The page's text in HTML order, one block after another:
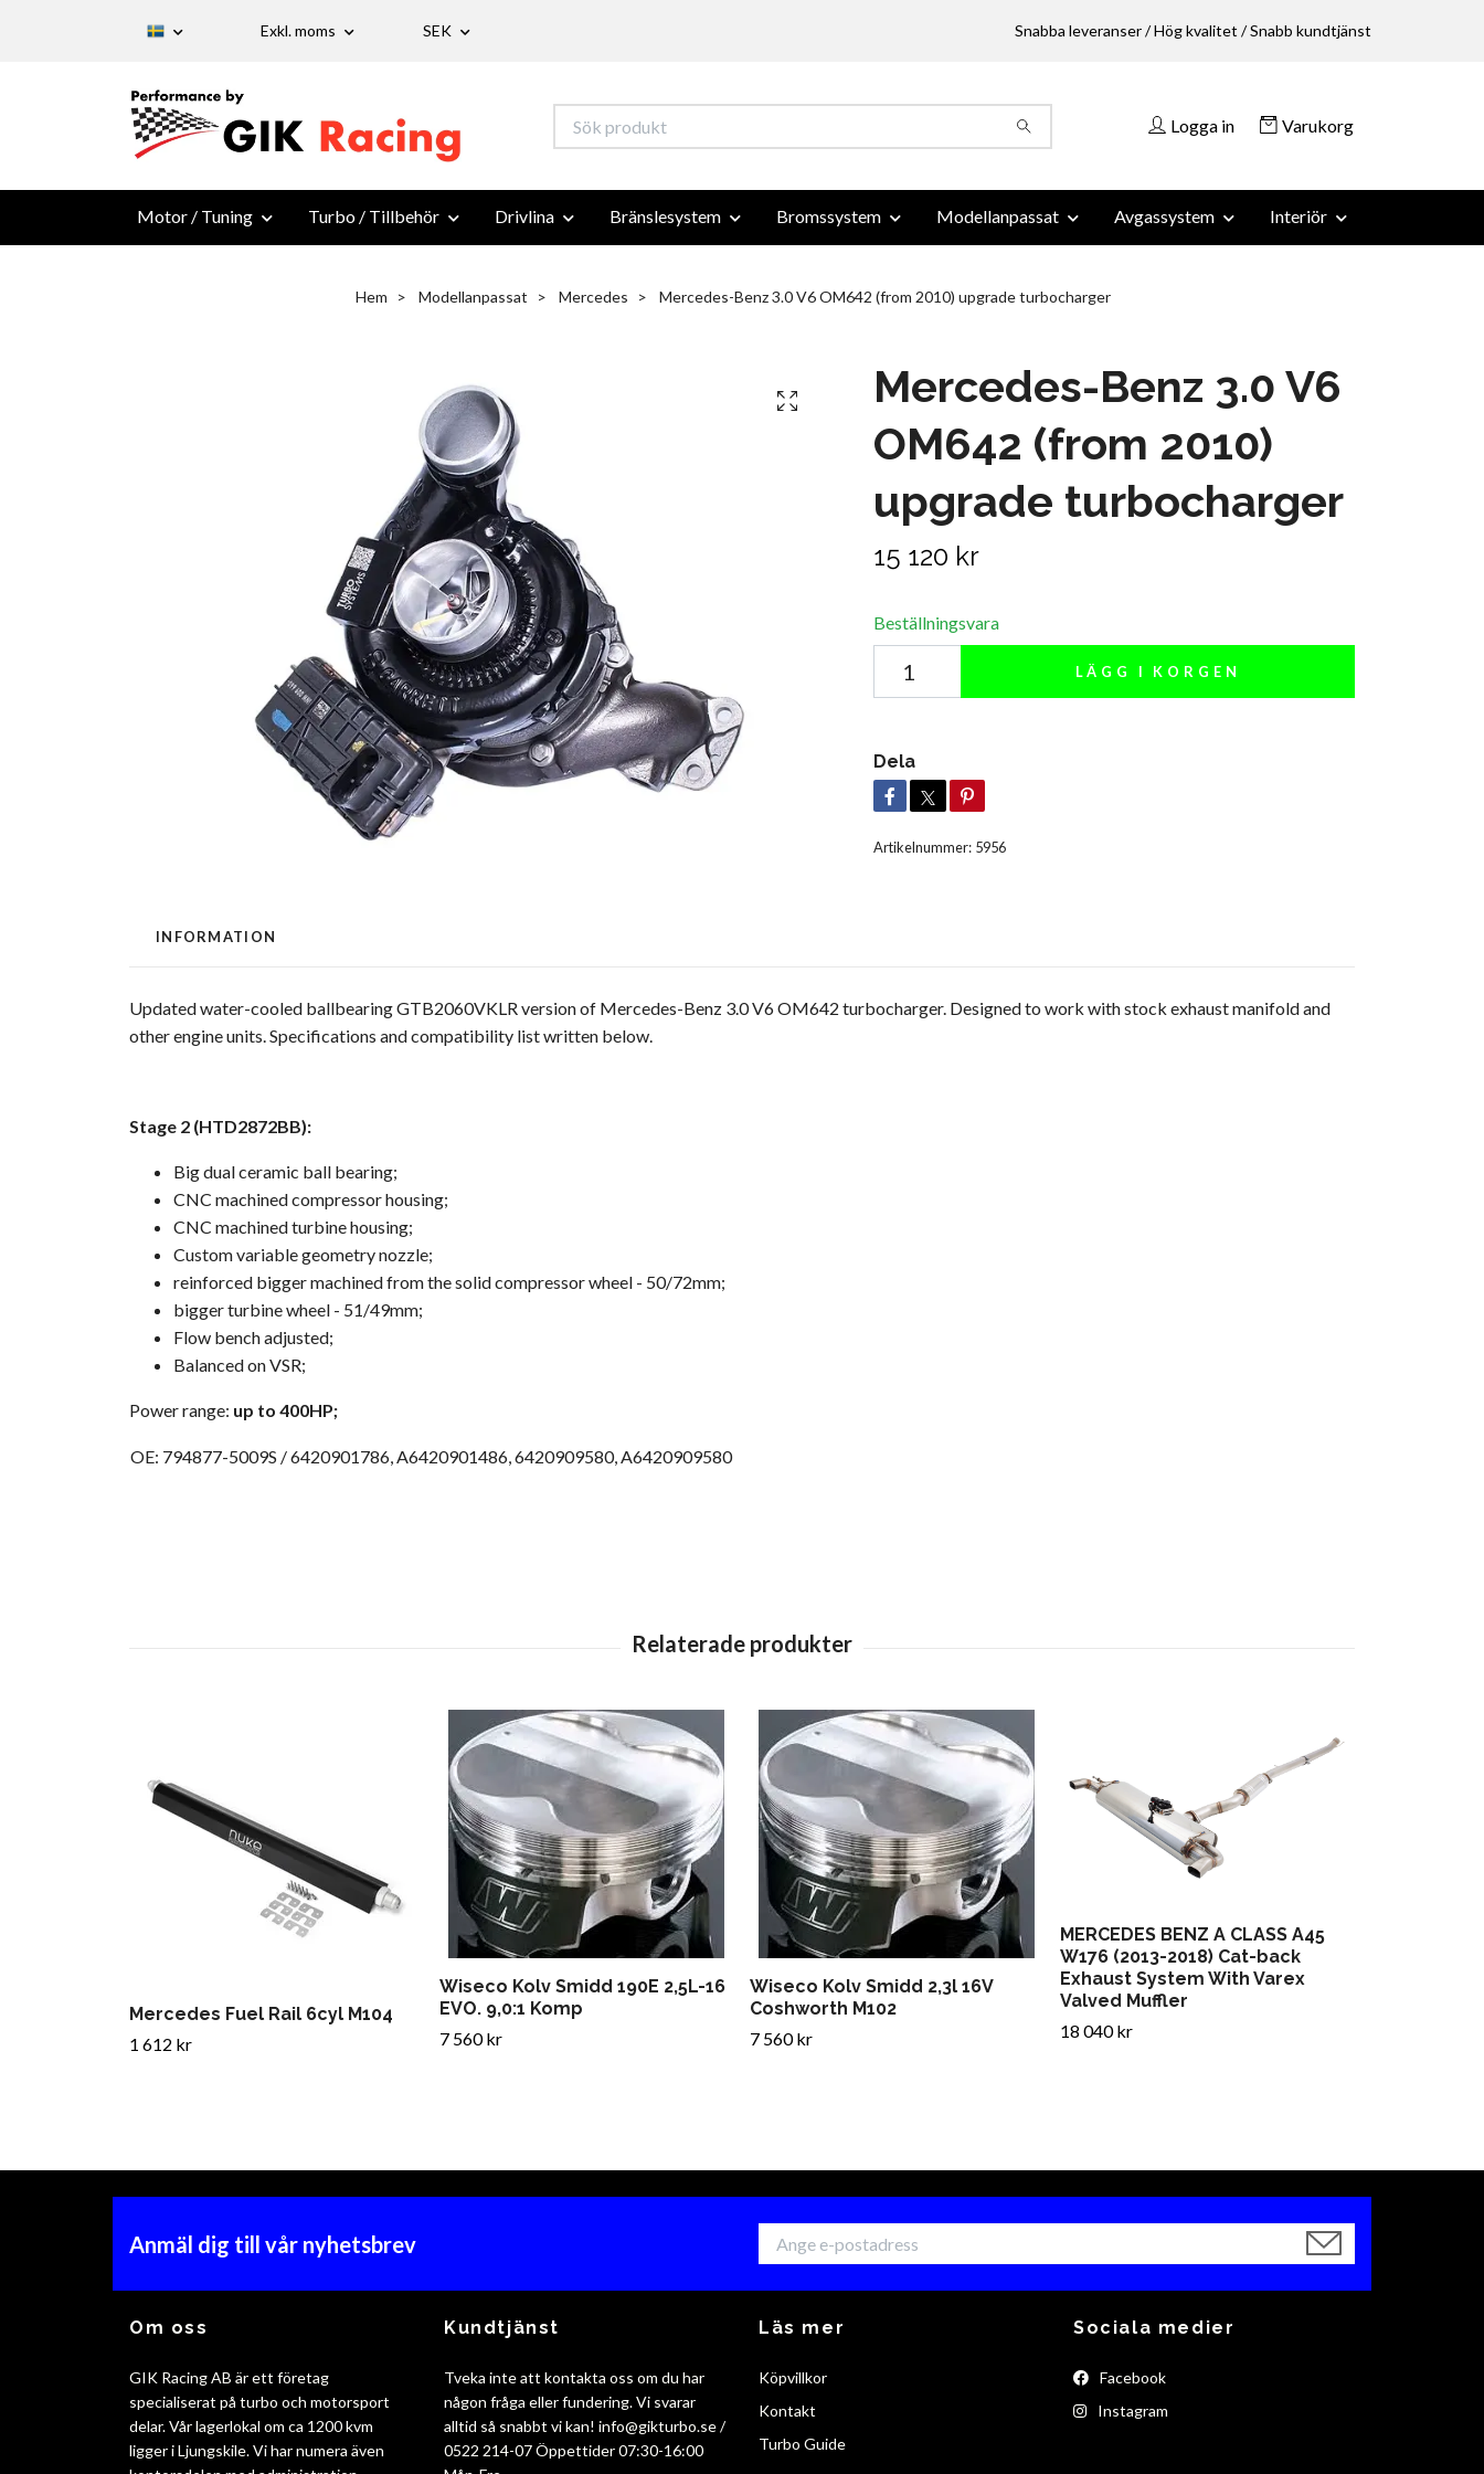
Exkl. moms SEK Snabba leveranser / Hög kvalitet / Snabb kundtjänst
Logga in Varukorg
Motor / Tuning Turbo / Tillbehör Drivlina Bränslesystem Bromssystem Modellanpassat Avgassystem Interiör
Hem Modellanpassat Mercedes Mercedes-Benz 3.0 V6 OM642 (from 2010) upgrade turbocharger
Mercedes-Benz 3.0 V6
OM642 (from 2010)
upgrade turbocharger
15 120 kr
Beställningsvara
LÄGG I KORGEN
Dela
Artikelnummer: 5956
INFORMATION
Updated water-cooled ballbearing GTB2060VKLR version of Mercedes-Benz 3.0 V6 OM642 turbocharger. Designed to work with stock exhaust manifold and
other engine units. Specifications and compatibility list written below.
Stage 2 (HTD2872BB):
Big dual ceramic ball bearing;
CNC machined compressor housing;
CNC machined turbine housing;
Custom variable geometry nozzle;
reinforced bigger machined from the solid compressor wheel - 50/72mm;
bigger turbine wheel - 51/49mm;
Flow bench adjusted;
Balanced on VSR;
Power range: up to 400HP;
OE: 794877-5009S / 6420901786,A6420901486,6420909580,A6420909580
Mercedes Fuel Rail 6cyl M104
1 612 kr
Wiseco Kolv Smidd 190E 2,5L-16
EVO. 9,0:1 Komp
7 560 kr
Wiseco Kolv Smidd 2,3l 16V
Coshworth M102
7 560 kr
MERCEDES BENZ A CLASS A45
W176 (2013-2018) Cat-back
Exhaust System With Varex
Valved Muffler
18 040 kr
Anmäl dig till vår nyhetsbrev
Om oss
GIK Racing AB är ett företag
specialiserat på turbo och motorsport
delar. Vår lagerlokal om ca 1200 kvm
ligger i Ljungskile. Vi har numera även
Kundtjänst
Tveka inte att kontakta oss om du har
någon fråga eller fundering. Vi svarar
alltid så snabbt vi kan! info@gikturbo.se/
0522 214-07 Öppettider 07:30-16:00
Läs mer
Köpvillkor
Kontakt
Turbo Guide
Sociala medier
Facebook
Instagram